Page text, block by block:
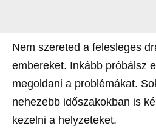
Nem szereted a felesleges
embereket. Inkább próbálsz
megoldani a problémákat.
nehezebb időszakokban is
kezelni a helyzeteket.